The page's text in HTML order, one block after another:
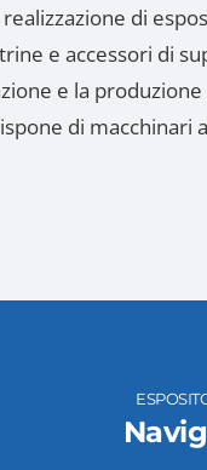
di
e accessori di
e la produzione
di macchinari